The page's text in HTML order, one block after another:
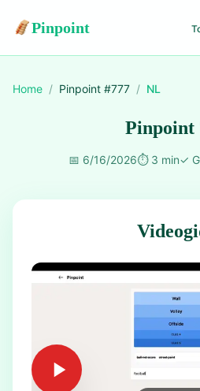
Pinpoint
Home / Pinpoint #777 / NL
Pinpoint
📅 6/16/2026⏱️ 3 min✓